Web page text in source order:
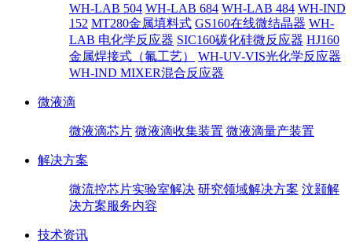
WH-LAB 504 WH-LAB 684 WH-LAB 484 WH-IND
152 MT280金属填料式 GS160在线微结晶器 WH-
LAB 电化学反应器 SIC160碳化硅微反应器 HJ160
金属焊接式（氟工艺）
WH-UV-VIS光化学反应器
WH-IND MIXER混合反应器
微液滴
微液滴芯片 微液滴收集装置 微液滴量产装置
解决方案
微流控芯片实验室解决 研究领域解决方案 汶颢解
决方案服务内容
技术资讯